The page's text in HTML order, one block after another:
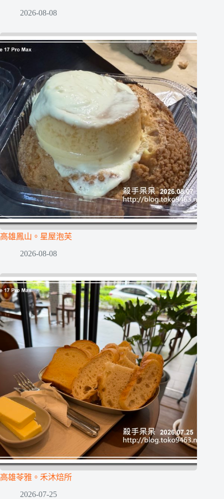
2026-08-08
高雄鳳山。星屋泡芙
2026-08-08
高雄苓雅。禾沐焙所
2026-07-25